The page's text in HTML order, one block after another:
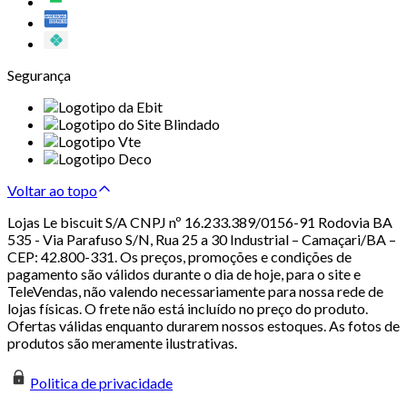
Segurança
Voltar ao topo
Lojas Le biscuit S/A CNPJ nº 16.233.389/0156-91 Rodovia BA
535 - Via Parafuso S/N, Rua 25 a 30 Industrial – Camaçari/BA –
CEP: 42.800-331. Os preços, promoções e condições de
pagamento são válidos durante o dia de hoje, para o site e
TeleVendas, não valendo necessariamente para nossa rede de
lojas físicas. O frete não está incluído no preço do produto.
Ofertas válidas enquanto durarem nossos estoques. As fotos de
produtos são meramente ilustrativas.
Politica de privacidade